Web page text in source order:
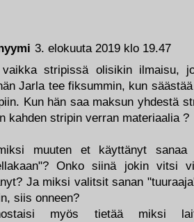
3. elokuuta 2019 klo 19.47
vaikka stripissä olisikin ilmaisu,
Jarla tee fiksummin, kun
Kun hän saa maksun yhdestä
kahden stripin verran materiaalia ?
muuten et käyttänyt sanaa
Onko siinä jokin vitsi
Ja miksi valitsit sanan
siis onneen?
myös tietää miksi